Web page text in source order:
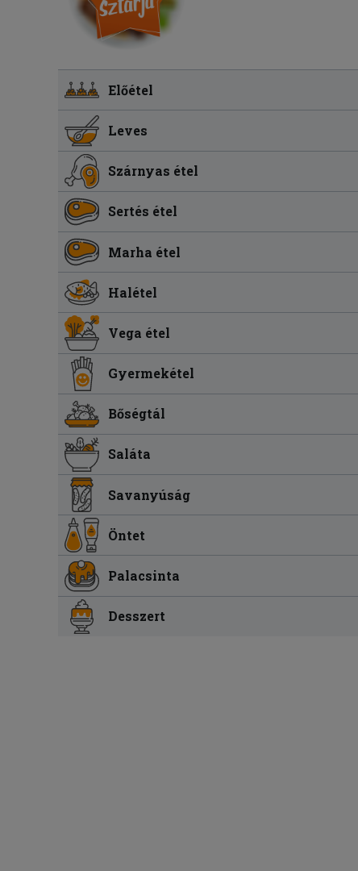
Előétel
Leves
Szárnyas étel
Sertés étel
Marha étel
Halétel
Vega étel
Gyermekétel
Bőségtál
Saláta
Savanyúság
Öntet
Palacsinta
Desszert